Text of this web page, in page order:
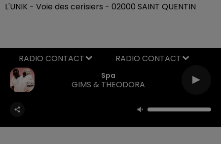
L'UNIK - Voie des cerisiers - 02000 SAINT QUENTIN
Spa
GIMS & THEODORA
RADIO CONTACT